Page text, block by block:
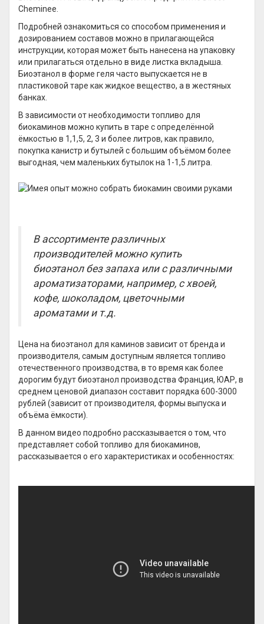
Cheminee.
Подробней ознакомиться со способом применения и
дозированием составов можно в прилагающейся
инструкции, которая может быть нанесена на упаковку
или прилагаться отдельно в виде листка вкладыша.
Биоэтанол в форме геля часто выпускается не в
пластиковой таре как жидкое вещество, а в жестяных
банках.
В зависимости от необходимости топливо для
биокаминов можно купить в таре с определённой
ёмкостью в 1,1,5, 2, 3 и более литров, как правило,
покупка канистр и бутылей с большим объёмом более
выгодная, чем маленьких бутылок на 1-1,5 литра.
В ассортименте различных
производителей можно купить
биоэтанол без запаха или с различными
ароматизаторами, например, с хвоей,
кофе, шоколадом, цветочными
ароматами и т.д.
Цена на биоэтанол для каминов зависит от бренда и
производителя, самым доступным является топливо
отечественного производства, в то время как более
дорогим будут биоэтанол производства Франция, ЮАР, в
среднем ценовой диапазон составит порядка 600-3000
рублей (зависит от производителя, формы выпуска и
объёма ёмкости).
В данном видео подробно рассказывается о том, что
представляет собой топливо для биокаминов,
рассказывается о его характеристиках и особенностях: